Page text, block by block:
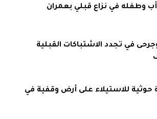
وطفله في نزاع قبلي بعمران
في تجدد الاشتباكات القبلية
حوثية للاستيلاء على أرض وقفية في